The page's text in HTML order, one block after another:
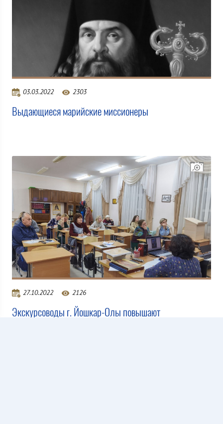
03.03.2022 2303
Выдающиеся марийские миссионеры
27.10.2022 2126
Экскурсоводы г. Йошкар-Олы повышают